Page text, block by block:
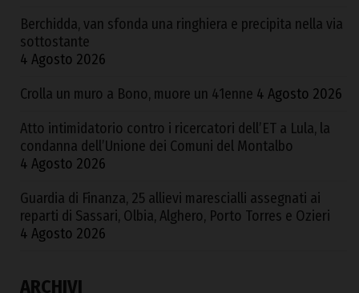
Berchidda, van sfonda una ringhiera e precipita nella via
sottostante
4 Agosto 2026
Crolla un muro a Bono, muore un 41enne 4 Agosto 2026
Atto intimidatorio contro i ricercatori dell’ET a Lula, la
condanna dell’Unione dei Comuni del Montalbo
4 Agosto 2026
Guardia di Finanza, 25 allievi marescialli assegnati ai
reparti di Sassari, Olbia, Alghero, Porto Torres e Ozieri
4 Agosto 2026
ARCHIVI